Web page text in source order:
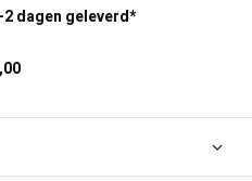
dagen geleverd*